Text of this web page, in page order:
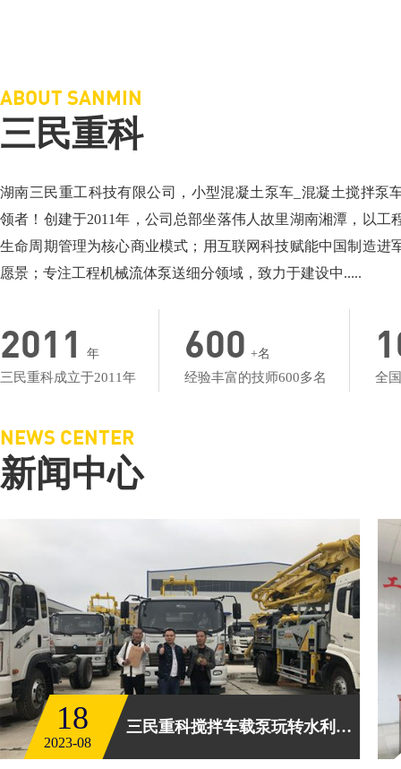
ABOUT SANMIN
三民重科
湖南三民重工科技有限公司，小型混凝土泵车_混凝土搅拌泵
领者！创建于2011年，公司总部坐落伟人故里湖南湘潭，以工
生命周期管理为核心商业模式；用互联网科技赋能中国制造进
愿景；专注工程机械流体泵送细分领域，致力于建设中.....
2011 年
三民重科成立于2011年 600 +名
经验丰富的技师600多名 全
NEWS CENTER
新闻中心
18
2023-08
三民重科搅拌车载泵玩转水利工程